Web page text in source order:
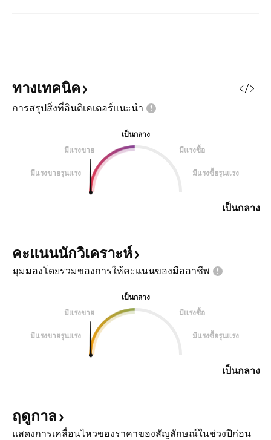
ทางเทคนิค
การสรุปสิ่งที่อินดิเคเตอร์แนะนำ
เป็นกลาง
มีแรงขาย
มีแรงซื้อ
มีแรงขายรุนแรง มีแรงซื้อรุนแรง
เป็นกลาง
คะแนนนักวิเคราะห์
มุมมองโดยรวมของการให้คะแนนของมืออาชีพ
เป็นกลาง
มีแรงขาย
มีแรงซื้อ
มีแรงขายรุนแรง มีแรงซื้อรุนแรง
เป็นกลาง
ฤดูกาล
แสดงการเคลื่อนไหวของราคาของสัญลักษณ์ในช่วงปีก่อน